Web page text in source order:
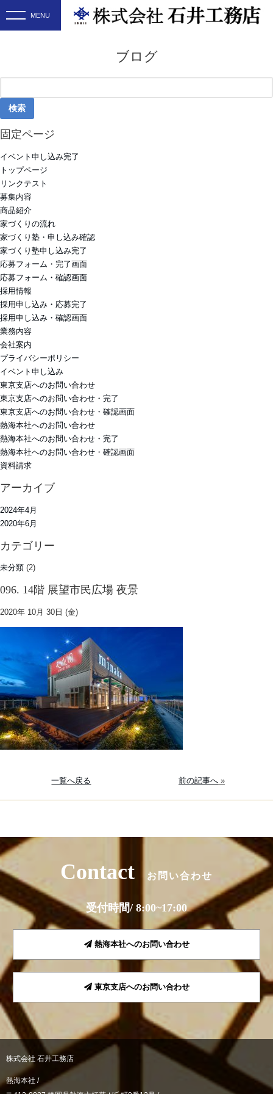
ブログ
索:
固定ページ
イベント申し込み完了
トップページ
リンクテスト
募集内容
商品紹介
家づくりの流れ
家づくり塾・申し込み確認
家づくり塾申し込み完了
応募フォーム・完了画面
応募フォーム・確認画面
採用情報
採用申し込み・応募完了
採用申し込み・確認画面
業務内容
会社案内
プライバシーポリシー
イベント申し込み
東京支店へのお問い合わせ
東京支店へのお問い合わせ・完了
東京支店へのお問い合わせ・確認画面
熱海本社へのお問い合わせ
熱海本社へのお問い合わせ・完了
熱海本社へのお問い合わせ・確認画面
資料請求
アーカイブ
2024年4月
2020年6月
カテゴリー
未分類 (2)
096. 14階 展望市民広場 夜景
2020年 10月 30日 (金)
一覧へ戻る 前の記事へ»
Contact お問い合わせ
受付時間/ 8:00~17:00
熱海本社へのお問い合わせ
東京支店へのお問い合わせ
株式会社 石井工務店
熱海本社 /